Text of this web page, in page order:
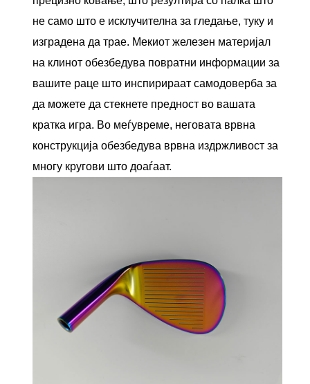
не само што е исклучителна за гледање, туку и
изградена да трае. Мекиот железен материјал
на клинот обезбедува повратни информации за
вашите раце што инспирираат самодоверба за
да можете да стекнете предност во вашата
кратка игра. Во меѓувреме, неговата врвна
конструкција обезбедува врвна издржливост за
многу кругови што доаѓаат.